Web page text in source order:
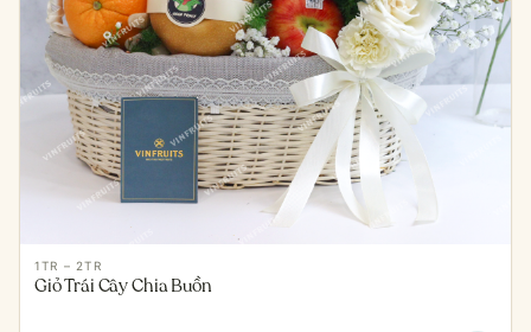
1TR – 2TR
Giỏ Trái Cây Chia Buồn